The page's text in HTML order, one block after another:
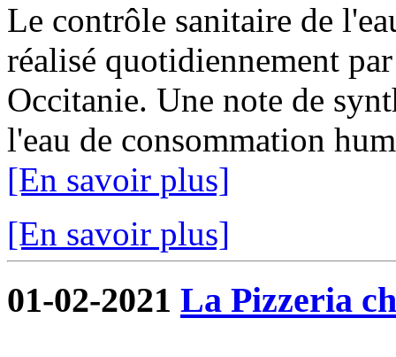
Le contrôle sanitaire de
réalisé quotidiennement
Occitanie. Une note de
l'eau de consommation
[En savoir plus]
[En savoir plus]
01-02-2021 La Pizzeria